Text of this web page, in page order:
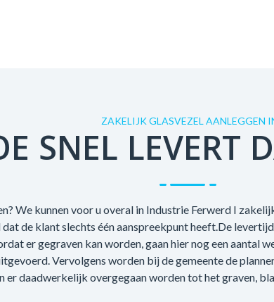
ZAKELIJK GLASVEZEL AANLEGGEN
SNEL LEVERT
We kunnen voor u overal in Industrie Ferwerd I
de klant slechts één aanspreekpunt heeft.De
er gegraven kan worden, gaan hier nog een aantal
Vervolgens worden bij de gemeente de
er daadwerkelijk overgegaan worden tot het graven,